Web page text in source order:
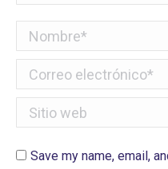
Nombre *
Correo electrónico *
Sitio web
Save my name, email,